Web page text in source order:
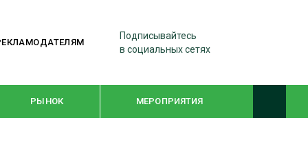
Подписывайтесь
в социальных сетях
РЫНОК МЕРОПРИЯТИЯ